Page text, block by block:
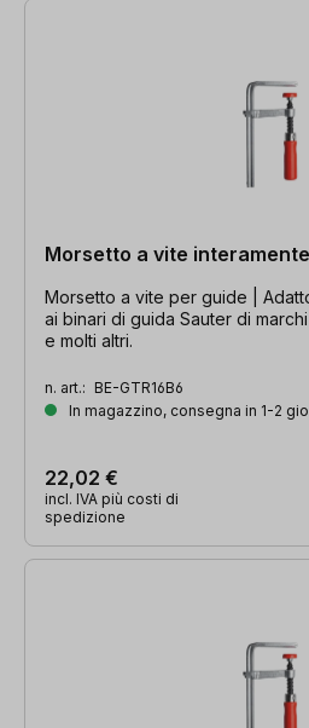
Morsetto a vite
Morsetto a vite per guide |
ai binari di guida Sauter di
e molti altri.
n. art.: BE-GTR16B6
In magazzino, consegna in 1-2
22,02 €
incl. IVA più costi di
spedizione